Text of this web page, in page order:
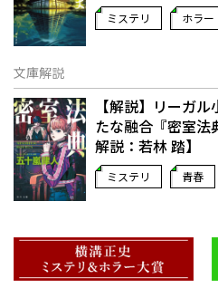
ミステリ ホラー
文庫解説
【解説】リーガ
たな融合――『密室
解説：若林 踏】
ミステリ 青春